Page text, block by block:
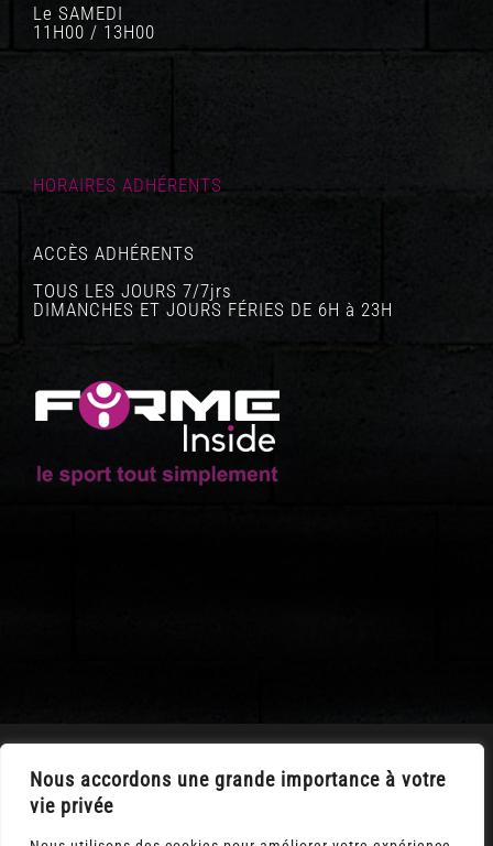
Nous accordons une grande importance à votre
vie privée
Le SAMEDI
11H00 / 13H00
HORAIRES ADHÉRENTS
ACCÈS ADHÉRENTS
TOUS LES JOURS 7/7jrs
DIMANCHES ET JOURS FÉRIES DE 6H à 23H
LA HAIE FOUASSIERE